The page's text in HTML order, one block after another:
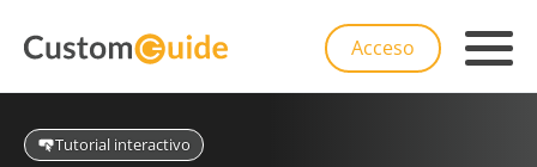
Acceso
Tutorial interactivo